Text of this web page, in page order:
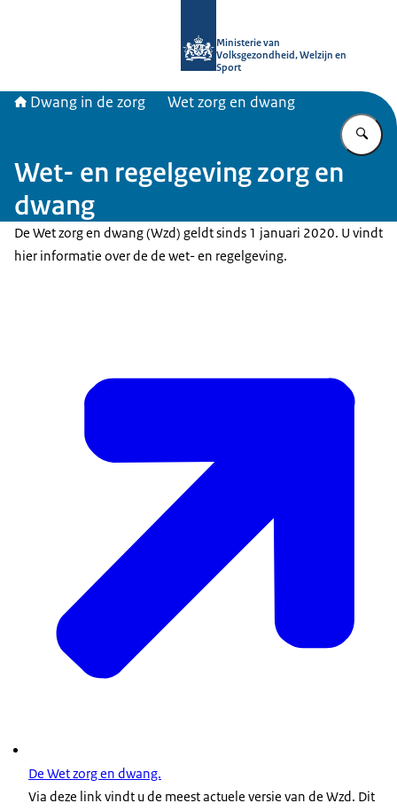
Ministerie van
Volksgezondheid, Welzijn en
Sport
Dwang in de zorg Wet zorg en dwang
Wet- en regelgeving zorg en
dwang
De Wet zorg en dwang (Wzd) geldt sinds 1 januari 2020. U vindt
hier informatie over de de wet- en regelgeving.
De Wet zorg en dwang.
Via deze link vindt u de meest actuele versie van de Wzd. Dit